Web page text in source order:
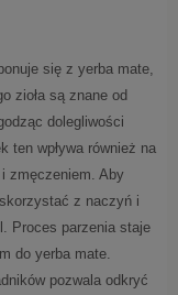
się z yerba mate,
zioła są znane od
dolegliwości
ten wpływa również na
zmęczeniem. Aby
z naczyń i
Proces parzenia staje
do yerba mate.
pozwala odkryć